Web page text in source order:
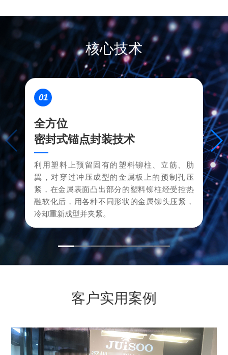
核心技术
01
全方位
密封式锚点封装技术
利用塑料上预留固有的塑料铆柱、立筋、肋
翼，对穿过冲压成型的金属板上的预制孔压
紧，在金属表面凸出部分的塑料铆柱经受控热
融软化后，用各种不同形状的金属铆头压紧，
冷却重新成型并夹紧。
客户实用案例